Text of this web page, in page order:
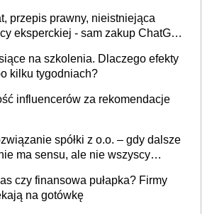
przepis prawny, nieistniejąca
eksperckiej - sam zakup ChatGPT
na szkolenia. Dlaczego efekty
kilku tygodniach?
influencerów za rekomendacje
spółki z o.o. – gdy dalsze
ma sensu, ale nie wszyscy
czy finansowa pułapka? Firmy
na gotówkę